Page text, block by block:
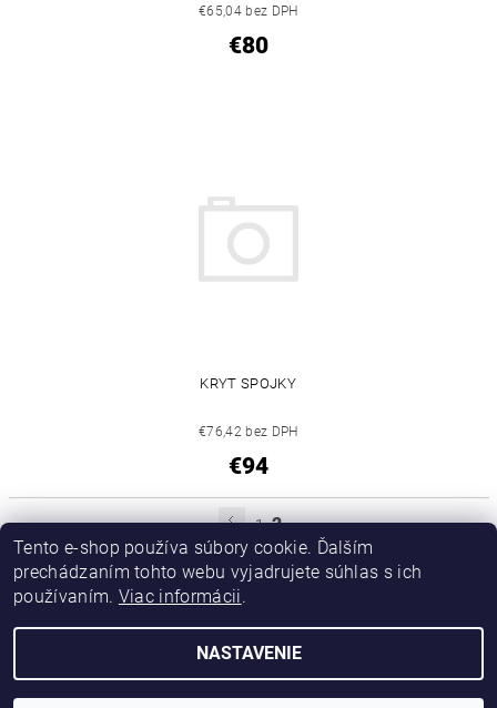
€65,04 bez DPH
€80
KRYT SPOJKY
€76,42 bez DPH
€94
1 2
Výroba hydraulických hadíc
2026 © Hydramac Lokca - náhradné diely na traktory Zetor, všetky práva vyhradené
Tento e-shop používa súbory cookie. Ďalším
prechádzaním tohto webu vyjadrujete súhlas s ich
používaním. Viac informácii.
NASTAVENIE